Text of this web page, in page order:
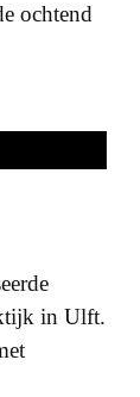
ochtend
in Ulft.